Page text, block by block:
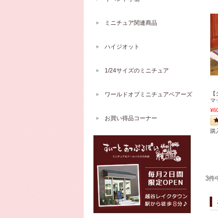
マ
購
3件
ミニチュア関連商品
ハイジオット
1/24サイズのミニチュア
ワールドオブミニチュアベアーズ
お買い得品コーナー